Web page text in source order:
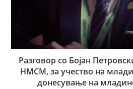
Разговор со Бојан
НМСМ, за учество на
донесување на